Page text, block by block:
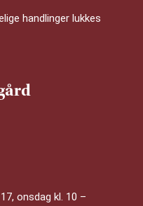
handlinger lukkes
onsdag kl. 10 –